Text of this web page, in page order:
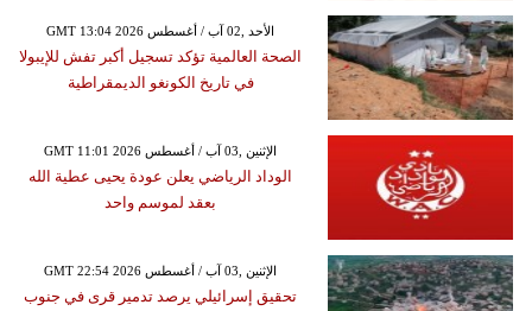
GMT 13:04 2026 الأحد ,02 آب / أغسطس
الصحة العالمية تؤكد تسجيل أكبر تفش للإيبولا
في تاريخ الكونغو الديمقراطية
GMT 11:01 2026 الإثنين ,03 آب / أغسطس
الوداد الرياضي يعلن عودة يحيى عطية الله
بعقد لموسم واحد
GMT 22:54 2026 الإثنين ,03 آب / أغسطس
تحقيق إسرائيلي يرصد تدمير قرى في جنوب